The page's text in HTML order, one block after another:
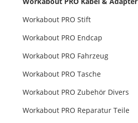
Workabout PRO Stift
Workabout PRO Endcap
Workabout PRO Fahrzeug
Workabout PRO Tasche
Workabout PRO Zubehör Divers
Workabout PRO Reparatur Teile